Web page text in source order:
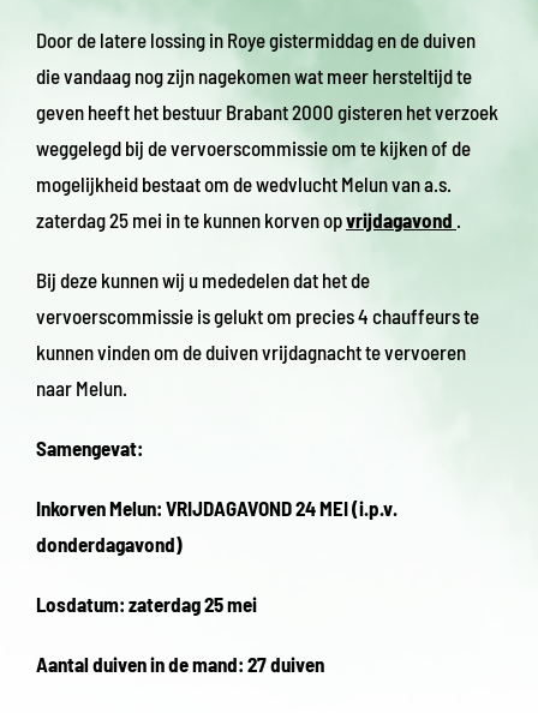
Door de latere lossing in Roye gistermiddag en de duiven
die vandaag nog zijn nagekomen wat meer hersteltijd te
geven heeft het bestuur Brabant 2000 gisteren het verzoek
weggelegd bij de vervoerscommissie om te kijken of de
mogelijkheid bestaat om de wedvlucht Melun van a.s.
zaterdag 25 mei in te kunnen korven opvrijdagavond .
Bij deze kunnen wij u mededelen dat het de
vervoerscommissie is gelukt om precies 4 chauffeurs te
kunnen vinden om de duiven vrijdagnacht te vervoeren
naar Melun.
Samengevat:
Inkorven Melun: VRIJDAGAVOND 24 MEI (i.p.v.
donderdagavond)
Losdatum: zaterdag 25 mei
Aantal duiven in de mand: 27 duiven